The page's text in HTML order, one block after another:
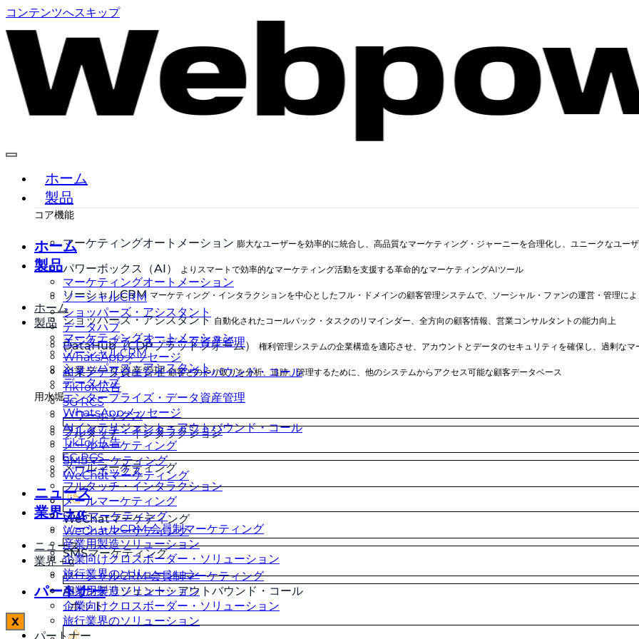
コンテンツへスキップ
ホーム
製品
コア機能
マーケティングオートメーション 膨大なユーザーを効率的に統合し、高品質なマーケティング・ジャーニーを合理化し、ユニークなユー
パワーボックス（AI） よりスマートで効率的なマーケティング活動を支援する革命的なマーケティングAIツール
ソーシャルCRM マーケティング・インタラクションを中心としたフル・ドメインの顧客管理システムで、ソーシャル・ファンの運営・管理によ
ショッパーズ・アシスタント 自動化されたコールバック・タスクのリマインダー、全方向の顧客情報、営業コンサルタントの能力向上
DataHub（CDPプラットフォーム） 権利管理システムの企業構造を適応させ、アカウントとデータのセキュリティを確保し、過剰なマ
企業データ資産管理 顧客とのやり取りを分析、追跡、管理するために、他のシステムからアクセス可能な顧客データベース
用水堀
フルタッチ・インタラクション
メールマーケティング
WeChatマーケティング
SMSマーケティング
AIインテリジェント・アウトバウンド・コール
ホット
ホーム
製品
マーケティングオートメーション
ソーシャルCRM
ショッパーズ・アシスタント
データハブ
エンタープライズ・データ資産管理
WhatsAppメッセージ
AIインテリジェント・アウトバウンド・コール
TikTok広告
5G RCS
パワーボックス
フルタッチ・インタラクション
メールマーケティング
SMSマーケティング
WeChatマーケティング
ニュース
業界＋α
ソーシャルCRM 会員制マーケティング
産業用製造ソリューション
企業向けクロスボーダー・ソリューション
旅行業界のソリューション
パートナー
X
ホーム
製品
マーケティングオートメーション
ソーシャルCRM
ショッパーズ・アシスタント
データハブ
エンタープライズ・データ資産管理
WhatsAppメッセージ
AIインテリジェント・アウトバウンド・コール
TikTok広告
5G RCS
パワーボックス
フルタッチ・インタラクション
メールマーケティング
SMSマーケティング
WeChatマーケティング
ニュース
業界＋α
ソーシャルCRM 会員制マーケティング
産業用製造ソリューション
企業向けクロスボーダー・ソリューション
旅行業界のソリューション
パートナー